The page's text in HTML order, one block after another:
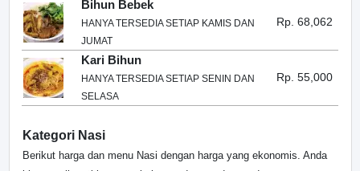
Bihun Bebek
HANYA TERSEDIA SETIAP KAMIS DAN
JUMAT
Rp. 68,062
Kari Bihun
HANYA TERSEDIA SETIAP SENIN DAN
SELASA
Rp. 55,000
Kategori Nasi
Berikut harga dan menu Nasi dengan harga yang ekonomis. Anda